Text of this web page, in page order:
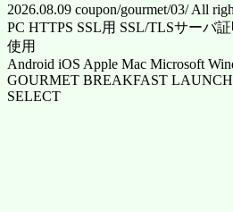
2026.08.09 coupon/gourmet/03/ All
PC HTTPS SSL用 SSL/TLSサーバ
使用
Android iOS Apple Mac Microsoft
GOURMET BREAKFAST
SELECT